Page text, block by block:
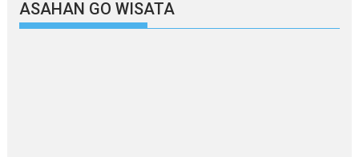
ASAHAN GO WISATA